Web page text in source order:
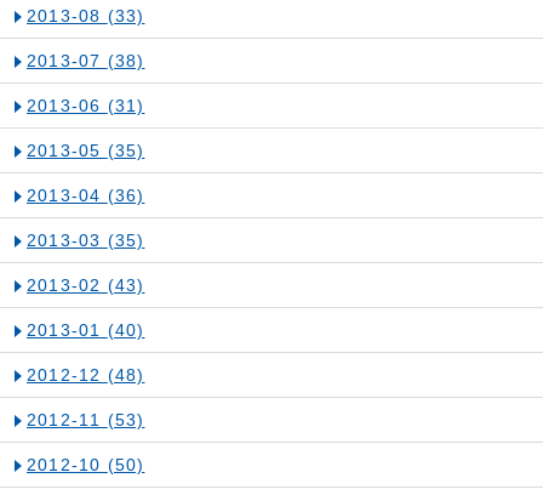
2013-08 (33)
2013-07 (38)
2013-06 (31)
2013-05 (35)
2013-04 (36)
2013-03 (35)
2013-02 (43)
2013-01 (40)
2012-12 (48)
2012-11 (53)
2012-10 (50)